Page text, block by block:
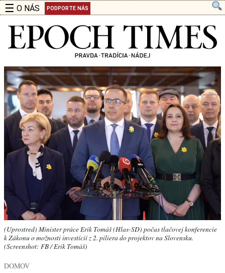
☰ O NÁS PODPORTE NÁS
(Uprostred) Minister práce Erik Tomáš (Hlas-SD) počas tlačovej konferencie
k Zákonu o možnosti investícií z 2. piliera do projektov na Slovensku.
(Screenshot: FB / Erik Tomáš)
DOMOV